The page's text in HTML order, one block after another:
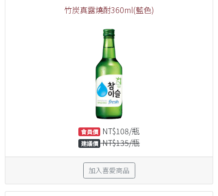
竹炭真露燒酎360ml(藍色)
會員價 NT$108/瓶
建議價 NT$135/瓶
加入喜愛商品